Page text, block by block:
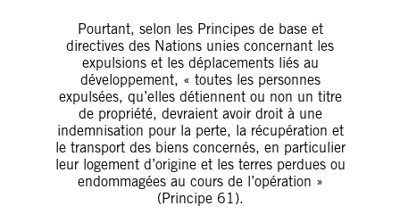
Pourtant, selon les Principes de base et
directives des Nations unies concernant les
expulsions et les déplacements liés au
développement, « toutes les personnes
expulsées, qu’elles détiennent ou non un titre
de propriété, devraient avoir droit à une
indemnisation pour la perte, la récupération et
le transport des biens concernés, en particulier
leur logement d’origine et les terres perdues ou
endommagées au cours de l’opération »
(Principe 61).